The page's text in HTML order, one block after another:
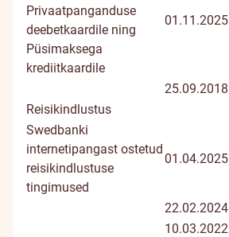
Privaatpanganduse
deebetkaardile ning
Püsimaksega
krediitkaardile
01.11.2025
25.09.2018
Reisikindlustus
Swedbanki
internetipangast ostetud
reisikindlustuse
tingimused
01.04.2025
22.02.2024
10.03.2022